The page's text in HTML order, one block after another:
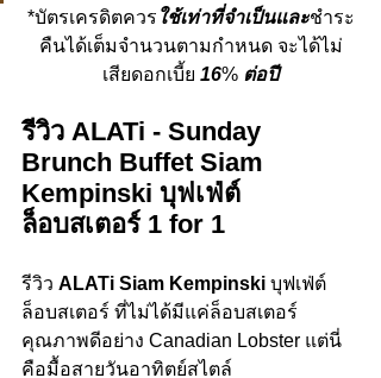
*บัตรเครดิตควร ใช้เท่าที่จำเป็นและชำระ
คืนได้เต็มจำนวนตามกำหนด จะได้ไม่
เสียดอกเบี้ย 16% ต่อปี
รีวิว ALATi - Sunday
Brunch Buffet Siam
Kempinski บุฟเฟ่ต์
ล็อบสเตอร์ 1 for 1
รีวิว ALATi Siam Kempinski บุฟเฟ่ต์
ล็อบสเตอร์ ที่ไม่ได้มีแค่ล็อบสเตอร์
คุณภาพดีอย่าง Canadian Lobster แต่นี่
คือมื้อสายวันอาทิตย์สไตล์